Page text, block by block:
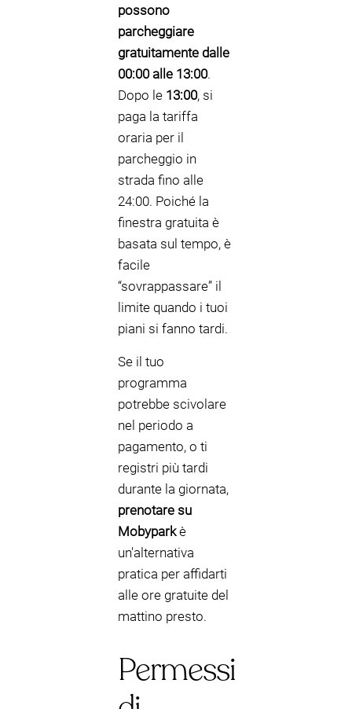
possono
parcheggiare
gratuitamente dalle
00:00 alle 13:00.
Dopo le 13:00, si
paga la tariffa
oraria per il
parcheggio in
strada fino alle
24:00. Poiché la
finestra gratuita è
basata sul tempo, è
facile
“sovrappassare” il
limite quando i tuoi
piani si fanno tardi.
Se il tuo
programma
potrebbe scivolare
nel periodo a
pagamento, o ti
registri più tardi
durante la giornata,
prenotare su
Mobyparkè
un'alternativa
pratica per affidarti
alle ore gratuite del
mattino presto.
Permessi